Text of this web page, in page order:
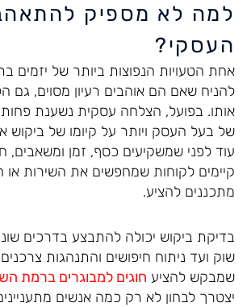
למה לא מספיק להתאהב
העסקי?
אחת הטעויות הנפוצות ביותר של יזמים
להניח שאם הם אוהבים רעיון מסוים, גם
אותו. בפועל, הצלחה עסקית נשענת
של בעל העסק ויותר על קיומו של ביקוש
עוד לפני שמשקיעים כסף, זמן ומשאבים,
קיימים לקוחות שמחפשים את השירות
מתכננים להציע.
בדיקת ביקוש יכולה להתבצע בדרכים
שוק ועד ניתוח חיפושים והתנהגות
שמבקש להציע חוגים למבוגרים ברמת
יצטרך לבחון לא רק כמה אנשים